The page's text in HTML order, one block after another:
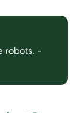
robots. -